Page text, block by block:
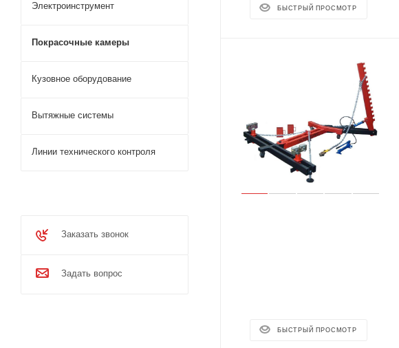
БЫСТРЫЙ ПРОСМОТР
БЫСТРЫЙ ПРОСМОТР
Электроинструмент
Покрасочные камеры
Кузовное оборудование
Вытяжные системы
Линии технического контроля
Заказать звонок
Задать вопрос